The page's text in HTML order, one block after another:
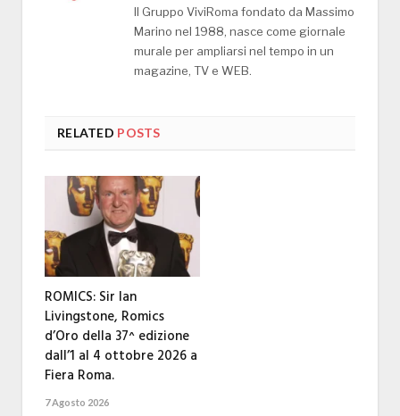
Il Gruppo ViviRoma fondato da Massimo
Marino nel 1988, nasce come giornale
murale per ampliarsi nel tempo in un
magazine, TV e WEB.
RELATED POSTS
ROMICS: Sir Ian
Livingstone, Romics
d’Oro della 37^ edizione
dall’1 al 4 ottobre 2026 a
Fiera Roma.
7 Agosto 2026